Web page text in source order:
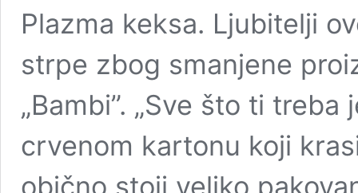
Plazma keksa. Ljubitelji
strpe zbog smanjene
„Bambi”. „Sve što ti
crvenom kartonu koji
obično stoji veliko